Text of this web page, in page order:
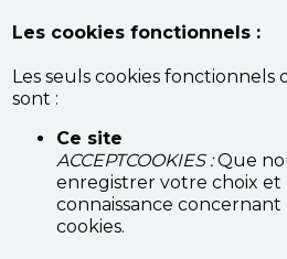
Les cookies fonctionnels :
Les seuls cookies fonctionnels
sont :
Ce site
ACCEPTCOOKIES :Que
enregistrer votre choix et
connaissance concernant
cookies.